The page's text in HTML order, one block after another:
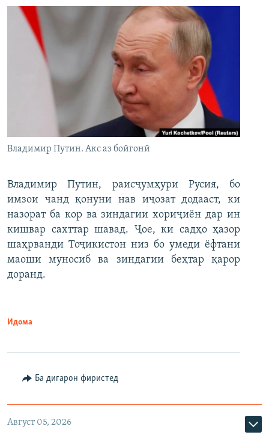
Владимир Путин. Акс аз бойгонӣ
Владимир Путин, раисҷумҳури Русия, бо
имзои чанд қонуни нав иҷозат додааст, ки
назорат ба кор ва зиндагии хориҷиён дар ин
кишвар сахттар шавад. Ҷое, ки садҳо ҳазор
шаҳрванди Тоҷикистон низ бо умеди ёфтани
маоши муносиб ва зиндагии беҳтар қарор
доранд.
Идома
Ба дигарон фиристед
Август 05, 2026